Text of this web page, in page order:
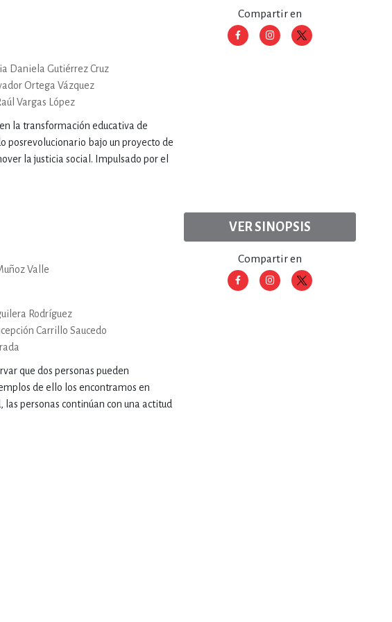
LIBRE DERECHO
Y GESTIÓN
FICCIÓN Y TEMAS AFINES
Y ARQUEOLOGÍA
LENGUAJE Y LINGÜÍSTICA
VETERINARIA
DIBUJOS ANIMADOS
Daniela Gutiérrez Cruz
Ortega Vázquez
Vargas López
la transformación educativa de
posrevolucionario bajo un proyecto de
la justicia social. Impulsado por el
Compartir en
Valle
Rodríguez
Carrillo Saucedo
que dos personas pueden
de ello los encontramos en
personas continúan con una actitud
VER SINOPSIS
Compartir en